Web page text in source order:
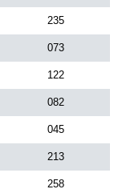
235
073
122
082
045
213
258